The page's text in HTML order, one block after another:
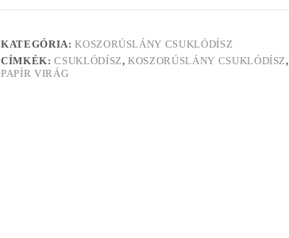
virágokkal
KATEGÓRIA:KOSZORÚSLÁNY CSUKLÓDÍSZ
CÍMKÉK:CSUKLÓDÍSZ,KOSZORÚSLÁNY CSUKLÓDÍSZ,
PAPÍR VIRÁG